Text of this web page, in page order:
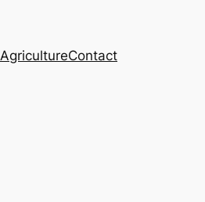
AgricultureContact